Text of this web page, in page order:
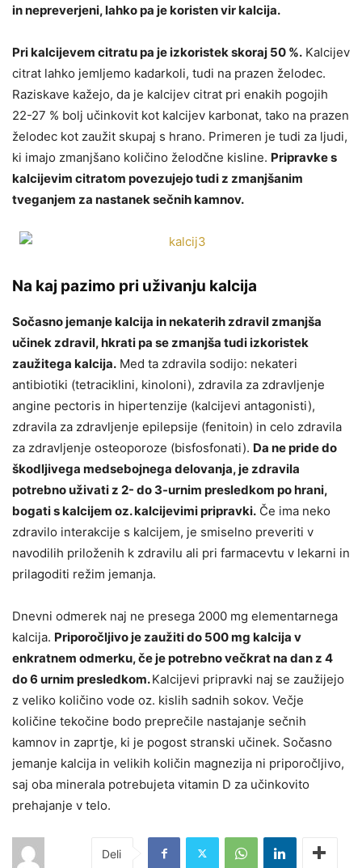
in nepreverjeni, lahko pa je koristen vir kalcija.
Pri kalcijevem citratu pa je izkoristek skoraj 50 %. Kalcijev
citrat lahko jemljemo kadarkoli, tudi na prazen želodec.
Raziskave kažejo, da je kalcijev citrat pri enakih pogojih
22-27 % bolj učinkovit kot kalcijev karbonat, tako na prazen
želodec kot zaužit skupaj s hrano. Primeren je tudi za ljudi,
ki imajo zmanjšano količino želodčne kisline. Pripravke s
kalcijevim citratom povezujejo tudi z zmanjšanim
tveganjem za nastanek sečnih kamnov.
Na kaj pazimo pri uživanju kalcija
Sočasno jemanje kalcija in nekaterih zdravil zmanjša
učinek zdravil, hkrati pa se zmanjša tudi izkoristek
zaužitega kalcija. Med ta zdravila sodijo: nekateri
antibiotiki (tetraciklini, kinoloni), zdravila za zdravljenje
angine pectoris in hipertenzije (kalcijevi antagonisti),
zdravila za zdravljenje epilepsije (fenitoin) in celo zdravila
za zdravljenje osteoporoze (bisfosfonati). Da ne pride do
škodljivega medsebojnega delovanja, je zdravila
potrebno uživati z 2- do 3-urnim presledkom po hrani,
bogati s kalcijem oz. kalcijevimi pripravki. Če ima neko
zdravilo interakcije s kalcijem, je smiselno preveriti v
navodilih priloženih k zdravilu ali pri farmacevtu v lekarni in
prilagoditi režim jemanja.
Dnevni odmerek naj ne presega 2000 mg elementarnega
kalcija. Priporočljivo je zaužiti do 500 mg kalcija v
enkratnem odmerku, če je potrebno večkrat na dan z 4
do 6 urnim presledkom.Kalcijevi pripravki naj se zaužijejo
z veliko količino vode oz. kislih sadnih sokov. Večje
količine tekočine bodo preprečile nastajanje sečnih
kamnov in zaprtje, ki je pogost stranski učinek. Sočasno
jemanje kalcija in velikih količin magnezija ni priporočljivo,
saj oba minerala potrebujeta vitamin D za učinkovito
prehajanje v telo.